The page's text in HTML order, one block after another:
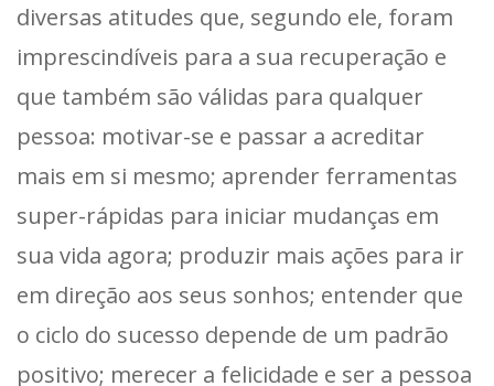
diversas atitudes que, segundo ele, foram
imprescindíveis para a sua recuperação e
que também são válidas para qualquer
pessoa: motivar-se e passar a acreditar
mais em si mesmo; aprender ferramentas
super-rápidas para iniciar mudanças em
sua vida agora; produzir mais ações para ir
em direção aos seus sonhos; entender que
o ciclo do sucesso depende de um padrão
positivo; merecer a felicidade e ser a pessoa